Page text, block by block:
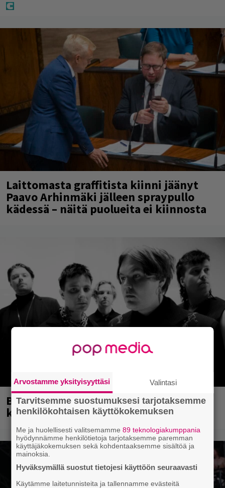
Laittomasta graffitista kiinni jäänyt
Paavo Arhinmäki jälleen spraypullo
kädessä – näitä puolueita ei kiinnosta
Blind Channel palasi tauolta – tältä
kuulostaa uusi musiikki
Arvostamme yksityisyyttäsi Valintasi
Tarvitsemme suostumuksesi tarjotaksemme
henkilökohtaisen käyttökokemuksen
Me ja huolellisesti valitsemamme89 teknologiakumppania
hyödynnämme henkilötietoja tarjotaksemme paremman
käyttäjäkokemuksen sekä kohdentaaksemme sisältöä ja
mainoksia.
Hyväksymällä suostut tietojesi käyttöön seuraavasti
Käytämme laitetunnisteita ja tallennamme evästeitä